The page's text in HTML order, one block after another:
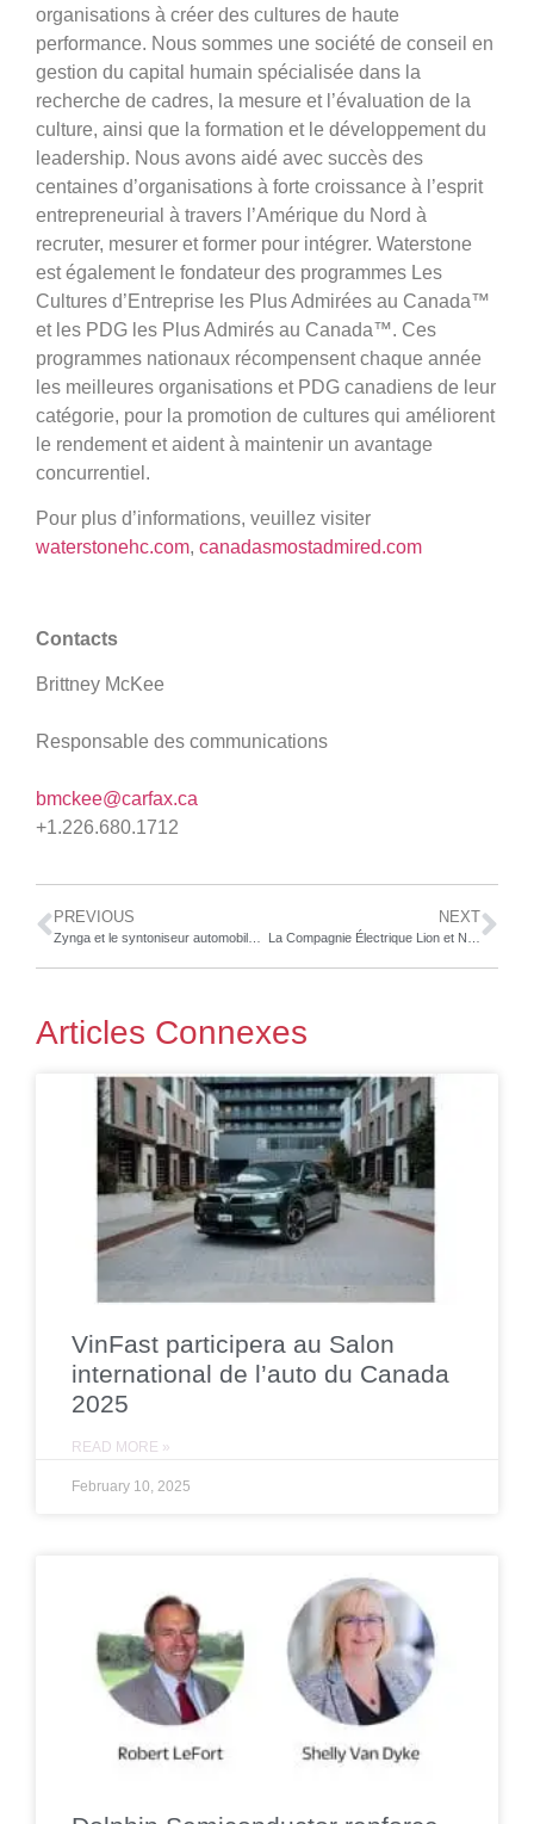
organisations à créer des cultures de haute
performance. Nous sommes une société de conseil en
gestion du capital humain spécialisée dans la
recherche de cadres, la mesure et l’évaluation de la
culture, ainsi que la formation et le développement du
leadership. Nous avons aidé avec succès des
centaines d’organisations à forte croissance à l’esprit
entrepreneurial à travers l’Amérique du Nord à
recruter, mesurer et former pour intégrer. Waterstone
est également le fondateur des programmes Les
Cultures d’Entreprise les Plus Admirées au Canada™
et les PDG les Plus Admirés au Canada™. Ces
programmes nationaux récompensent chaque année
les meilleures organisations et PDG canadiens de leur
catégorie, pour la promotion de cultures qui améliorent
le rendement et aident à maintenir un avantage
concurrentiel.
Pour plus d’informations, veuillez visiter
waterstonehc.com, canadasmostadmired.com
Contacts
Brittney McKee
Responsable des communications
bmckee@carfax.ca
+1.226.680.1712
PREVIOUS NEXT
Articles Connexes
VinFast participera au Salon
international de l’auto du Canada
2025
READ MORE »
February 10, 2025